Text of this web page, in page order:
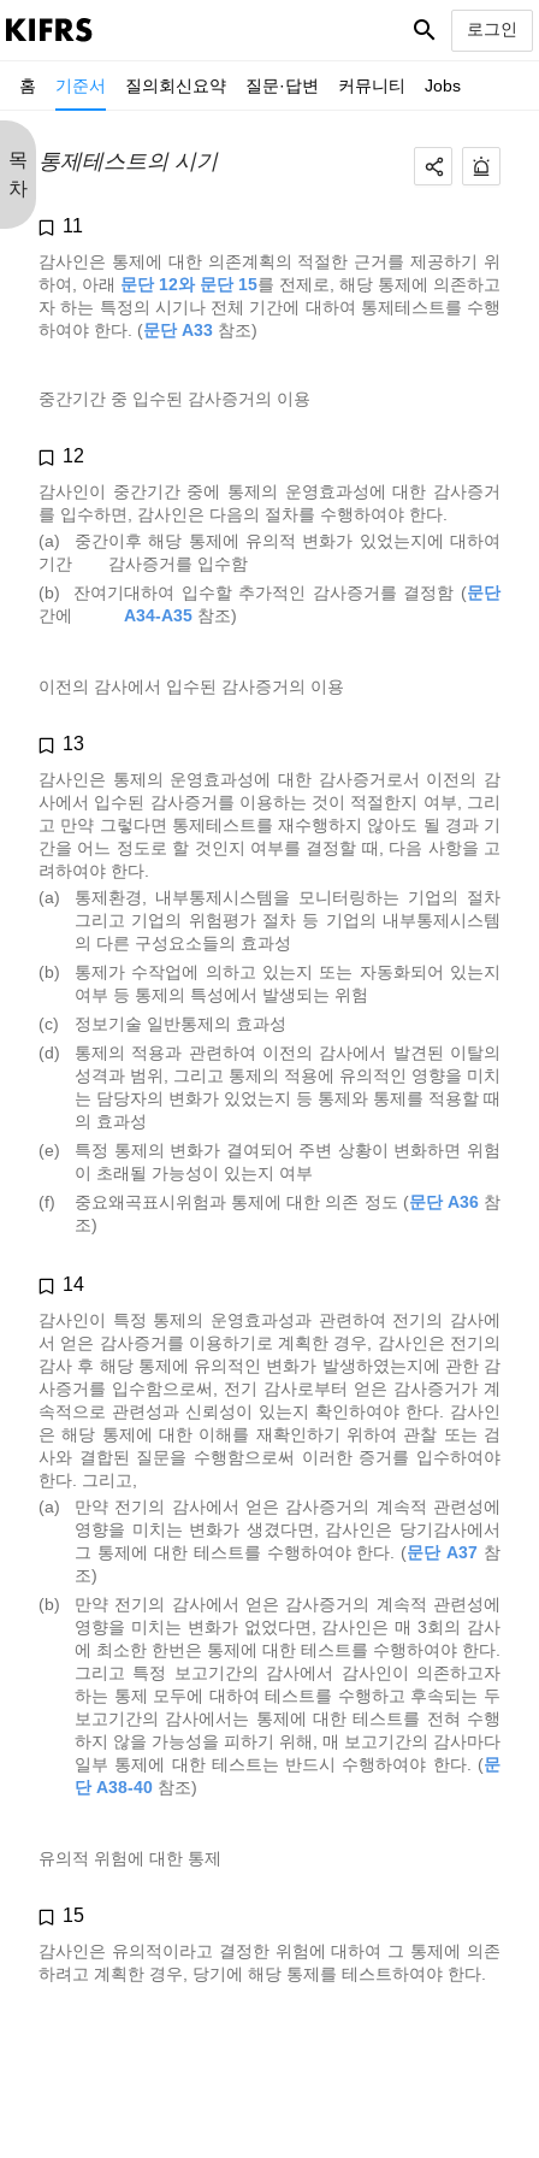
홈 기준서 질의회신요약 질문·답변 커뮤니티 Jobs
search 로그인
목
차
통제테스트의 시기
11
감사인은 통제에 대한 의존계획의 적절한 근거를 제공하기 위
하여, 아래 문단 12와 문단 15를 전제로, 해당 통제에 의존하고
자 하는 특정의 시기나 전체 기간에 대하여 통제테스트를 수행
하여야 한다. (문단 A33 참조)
중간기간 중 입수된 감사증거의 이용
12
감사인이 중간기간 중에 통제의 운영효과성에 대한 감사증거
를 입수하면, 감사인은 다음의 절차를 수행하여야 한다.
(a) 중간
기간
이후 해당 통제에 유의적 변화가 있었는지에 대하여
감사증거를 입수함
(b) 잔여기
간에
대하여 입수할 추가적인 감사증거를 결정함 (문단
A34-A35 참조)
이전의 감사에서 입수된 감사증거의 이용
13
감사인은 통제의 운영효과성에 대한 감사증거로서 이전의 감
사에서 입수된 감사증거를 이용하는 것이 적절한지 여부, 그리
고 만약 그렇다면 통제테스트를 재수행하지 않아도 될 경과 기
간을 어느 정도로 할 것인지 여부를 결정할 때, 다음 사항을 고
려하여야 한다.
(a)
통제환경, 내부통제시스템을 모니터링하는 기업의 절차
그리고 기업의 위험평가 절차 등 기업의 내부통제시스템
의 다른 구성요소들의 효과성
(b)
통제가 수작업에 의하고 있는지 또는 자동화되어 있는지
여부 등 통제의 특성에서 발생되는 위험
(c)
정보기술 일반통제의 효과성
(d)
통제의 적용과 관련하여 이전의 감사에서 발견된 이탈의
성격과 범위, 그리고 통제의 적용에 유의적인 영향을 미치
는 담당자의 변화가 있었는지 등 통제와 통제를 적용할 때
의 효과성
(e)
특정 통제의 변화가 결여되어 주변 상황이 변화하면 위험
이 초래될 가능성이 있는지 여부
(f)
중요왜곡표시위험과 통제에 대한 의존 정도 (문단 A36 참
조)
14
감사인이 특정 통제의 운영효과성과 관련하여 전기의 감사에
서 얻은 감사증거를 이용하기로 계획한 경우, 감사인은 전기의
감사 후 해당 통제에 유의적인 변화가 발생하였는지에 관한 감
사증거를 입수함으로써, 전기 감사로부터 얻은 감사증거가 계
속적으로 관련성과 신뢰성이 있는지 확인하여야 한다. 감사인
은 해당 통제에 대한 이해를 재확인하기 위하여 관찰 또는 검
사와 결합된 질문을 수행함으로써 이러한 증거를 입수하여야
한다. 그리고,
(a)
만약 전기의 감사에서 얻은 감사증거의 계속적 관련성에
영향을 미치는 변화가 생겼다면, 감사인은 당기감사에서
그 통제에 대한 테스트를 수행하여야 한다. (문단 A37 참
조)
(b)
만약 전기의 감사에서 얻은 감사증거의 계속적 관련성에
영향을 미치는 변화가 없었다면, 감사인은 매 3회의 감사
에 최소한 한번은 통제에 대한 테스트를 수행하여야 한다.
그리고 특정 보고기간의 감사에서 감사인이 의존하고자
하는 통제 모두에 대하여 테스트를 수행하고 후속되는 두
보고기간의 감사에서는 통제에 대한 테스트를 전혀 수행
하지 않을 가능성을 피하기 위해, 매 보고기간의 감사마다
일부 통제에 대한 테스트는 반드시 수행하여야 한다. (문
단 A38-40 참조)
유의적 위험에 대한 통제
15
감사인은 유의적이라고 결정한 위험에 대하여 그 통제에 의존
하려고 계획한 경우, 당기에 해당 통제를 테스트하여야 한다.